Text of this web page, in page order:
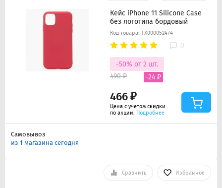
Кейс iPhone 11 Silicone Case
без логотипа бордовый
Код товара: ТХ000052474
0
-50% от 2 шт.
466 ₽
490 ₽ -24 ₽
Цена с учетом скидки
по акции. Подробнее
Самовывоз
из 1 магазина сегодня
Сравнить Избранное